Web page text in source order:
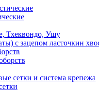
Тхеквондо, Ушу
с зацепом ласточкин
сетки и система крепежа